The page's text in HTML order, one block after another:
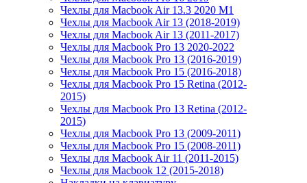
Чехлы для Macbook Air 13.3 2020 M1
Чехлы для Macbook Air 13 (2018-2019)
Чехлы для Macbook Air 13 (2011-2017)
Чехлы для Macbook Pro 13 2020-2022
Чехлы для Macbook Pro 13 (2016-2019)
Чехлы для Macbook Pro 15 (2016-2018)
Чехлы для Macbook Pro 15 Retina (2012-
2015)
Чехлы для Macbook Pro 13 Retina (2012-
2015)
Чехлы для Macbook Pro 13 (2009-2011)
Чехлы для Macbook Pro 15 (2008-2011)
Чехлы для Macbook Air 11 (2011-2015)
Чехлы для Macbook 12 (2015-2018)